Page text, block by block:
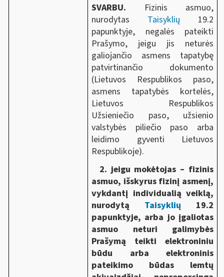
SVARBU. Fizinis asmuo,
nurodytas Taisyklių 19.2
papunktyje, negalės pateikti
Prašymo, jeigu jis neturės
galiojančio asmens tapatybę
patvirtinančio dokumento
(Lietuvos Respublikos paso,
asmens tapatybės kortelės,
Lietuvos Respublikos
Užsieniečio paso, užsienio
valstybės piliečio paso arba
leidimo gyventi Lietuvos
Respublikoje).
2. jeigu mokėtojas – fizinis
asmuo, išskyrus fizinį asmenį,
vykdantį individualią veiklą,
nurodytą Taisyklių 19.2
papunktyje, arba jo įgaliotas
asmuo neturi galimybės
Prašymą teikti elektroniniu
būdu arba elektroninis
pateikimo būdas lemtų